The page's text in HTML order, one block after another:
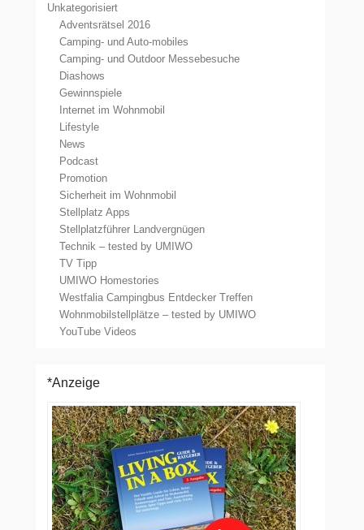
Unkategorisiert
Adventsrätsel 2016
Camping- und Auto-mobiles
Camping- und Outdoor Messebesuche
Diashows
Gewinnspiele
Internet im Wohnmobil
Lifestyle
News
Podcast
Promotion
Sicherheit im Wohnmobil
Stellplatz Apps
Stellplatzführer Landvergnügen
Technik – tested by UMIWO
TV Tipp
UMIWO Homestories
Westfalia Campingbus Entdecker Treffen
Wohnmobilstellplätze – tested by UMIWO
YouTube Videos
*Anzeige